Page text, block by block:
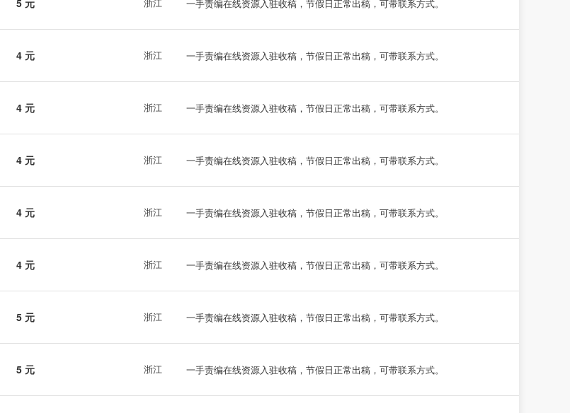
5 元 一手责编在线资源入驻收稿，节假日正常出稿，可带联系方式。
4 元 浙江 一手责编在线资源入驻收稿，节假日正常出稿，可带联系方式。
4 元 浙江 一手责编在线资源入驻收稿，节假日正常出稿，可带联系方式。
4 元 浙江 一手责编在线资源入驻收稿，节假日正常出稿，可带联系方式。
4 元 浙江 一手责编在线资源入驻收稿，节假日正常出稿，可带联系方式。
4 元 浙江 一手责编在线资源入驻收稿，节假日正常出稿，可带联系方式。
5 元 浙江 一手责编在线资源入驻收稿，节假日正常出稿，可带联系方式。
5 元 浙江 一手责编在线资源入驻收稿，节假日正常出稿，可带联系方式。